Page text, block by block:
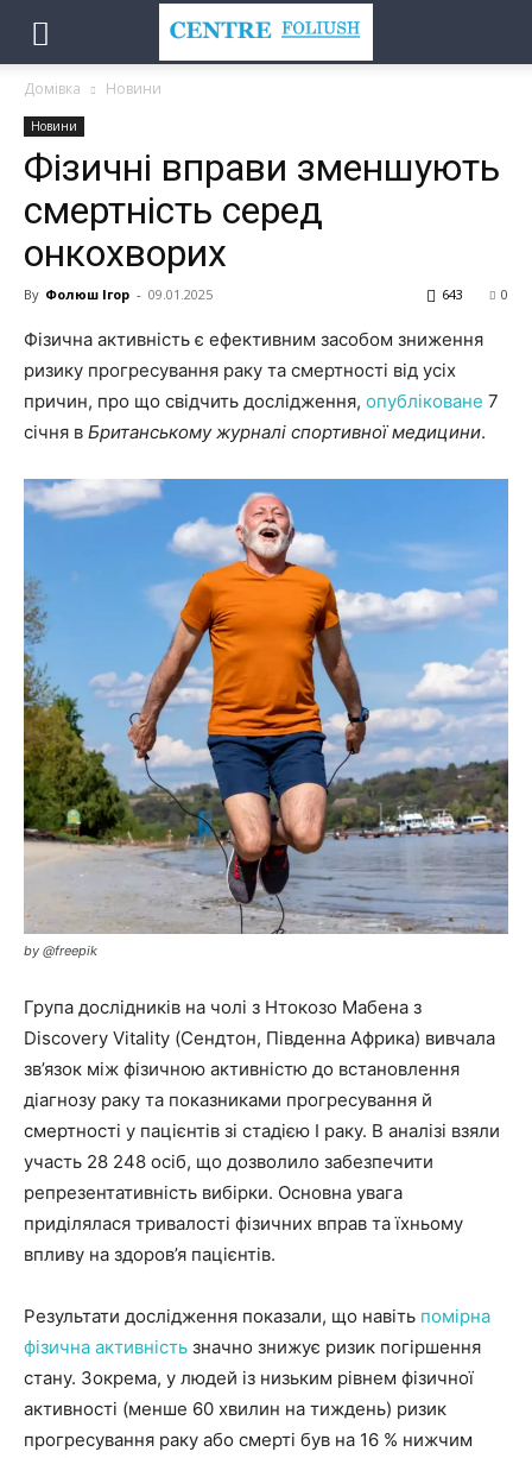
Домівка Новини
Новини
Фізичні вправи зменшують
смертність серед
онкохворих
By Фолюш Ігор - 09.01.2025 0
643
Фізична активність є ефективним засобом зниження
ризику прогресування раку та смертності від усіх
причин, про що свідчить дослідження, опубліковане 7
січня в Британському журналі спортивної медицини.
by @freepik
Група дослідників на чолі з Нтокозо Мабена з
Discovery Vitality (Сендтон, Південна Африка) вивчала
зв’язок між фізичною активністю до встановлення
діагнозу раку та показниками прогресування й
смертності у пацієнтів зі стадією I раку. В аналізі взяли
участь 28 248 осіб, що дозволило забезпечити
репрезентативність вибірки. Основна увага
приділялася тривалості фізичних вправ та їхньому
впливу на здоров’я пацієнтів.
Результати дослідження показали, що навіть помірна
фізична активність значно знижує ризик погіршення
стану. Зокрема, у людей із низьким рівнем фізичної
активності (менше 60 хвилин на тиждень) ризик
прогресування раку або смерті був на 16 % нижчим